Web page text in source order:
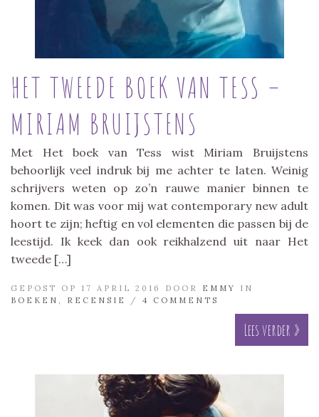
HET TWEEDE BOEK VAN TESS –
MIRIAM BRUIJSTENS
Met Het boek van Tess wist Miriam Bruijstens
behoorlijk veel indruk bij me achter te laten. Weinig
schrijvers weten op zo’n rauwe manier binnen te
komen. Dit was voor mij wat contemporary new adult
hoort te zijn; heftig en vol elementen die passen bij de
leestijd. Ik keek dan ook reikhalzend uit naar Het
tweede […]
GEPOST OP 17 APRIL 2016 DOOR EMMY
IN
BOEKEN
RECENSIE / 4 COMMENTS
Lees verder »